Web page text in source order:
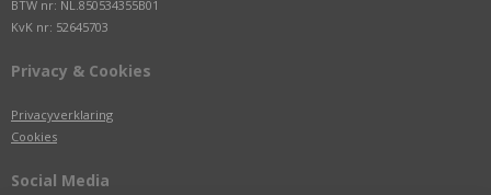
BTW nr: NL.850534355B01
KvK nr: 52645703
Privacy & Cookies
Privacyverklaring
Cookies
Social Media